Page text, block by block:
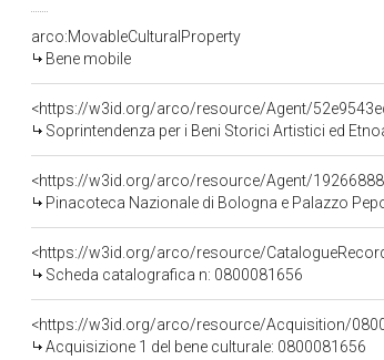
arco:MovableCulturalProperty
Bene mobile
<https://w3id.org/arco/resource/Agent/
Soprintendenza per i Beni Storici Artistici ed
<https://w3id.org/arco/resource/Agent/
Pinacoteca Nazionale di Bologna e Palazzo
<https://w3id.org/arco/resource/
Scheda catalografica n: 0800081656
<https://w3id.org/arco/resource/Acquisition/
Acquisizione 1 del bene culturale: 0800081656